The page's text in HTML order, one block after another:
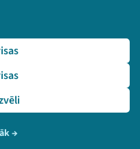
→
video-arhivs/2542?sp